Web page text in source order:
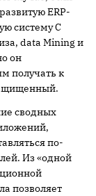
ERP-
систему С
data Mining и
он
получать к
сводных
по-
Из «одной
позволяет